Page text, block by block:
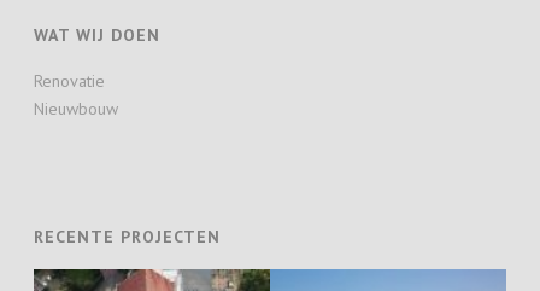
WAT WIJ DOEN
Renovatie
Nieuwbouw
RECENTE PROJECTEN